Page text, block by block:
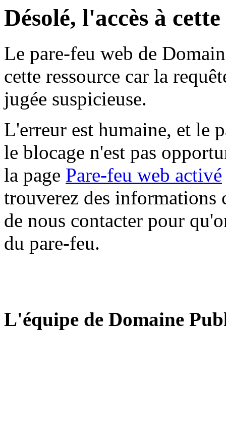
Désolé, l'accès à
Le pare-feu web de
cette ressource car la
jugée suspicieuse.
L'erreur est humaine, et le
le blocage n'est pas
la page Pare-feu web activé
trouverez des informations
de nous contacter pour
du pare-feu.
L'équipe de Domaine